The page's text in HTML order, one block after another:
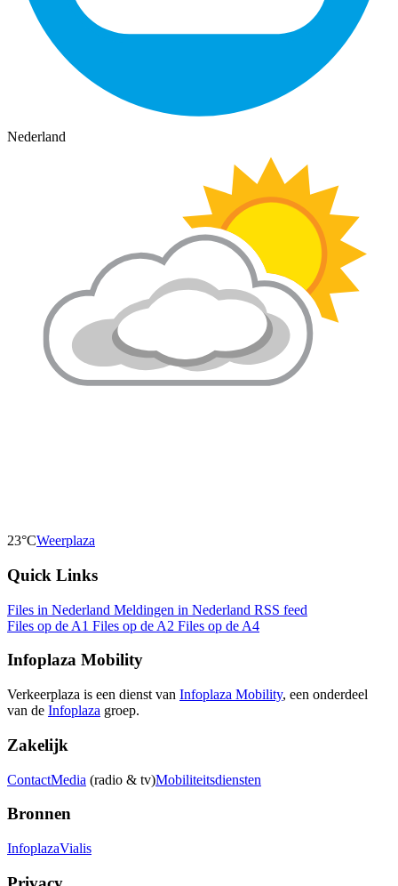
Nederland
23°CWeerplaza
Quick Links
Files in Nederland Meldingen in Nederland RSS feed
Files op de A1 Files op de A2 Files op de A4
Infoplaza Mobility
Verkeerplaza is een dienst van Infoplaza Mobility, een onderdeel
van de Infoplaza groep.
Zakelijk
ContactMedia (radio & tv)Mobiliteitsdiensten
Bronnen
InfoplazaVialis